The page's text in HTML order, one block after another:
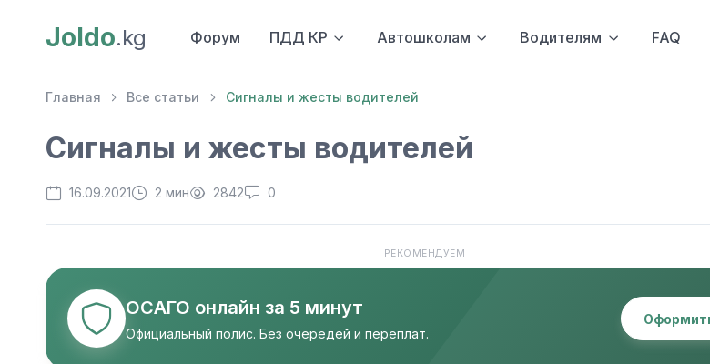
Joldo.kg Форум ПДД КР Автошколам Водителям FAQ
Главная Все статьи Cигналы и жесты водителей
Cигналы и жесты водителей
16.09.2021 2 мин 2842 0
РЕКОМЕНДУЕМ
ОСАГО онлайн за 5 минут
Официальный полис. Без очередей и переплат.